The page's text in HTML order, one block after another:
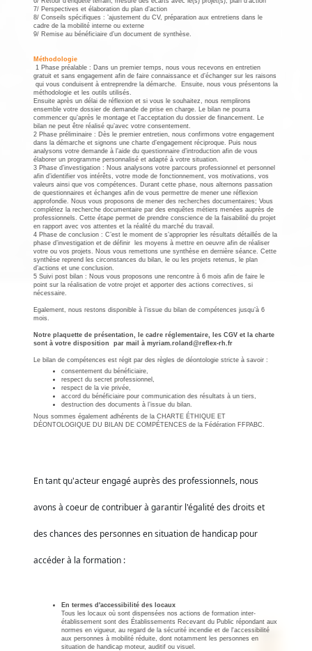
7/ Perspectives et élaboration du plan d’action
8/ Conseils spécifiques : ’ajustement du CV, préparation aux entretiens dans le
cadre de la mobilité interne ou externe
9/ Remise au bénéficiaire d’un document de synthèse.
Méthodologie
1 Phase préalable : Dans un premier temps, nous vous recevons en entretien
gratuit et sans engagement afin de faire connaissance et d’échanger sur les raisons
qui vous conduisent à entreprendre la démarche. Ensuite, nous vous présentons la
méthodologie et les outils utilisés.
Ensuite après un délai de réflexion et si vous le souhaitez, nous remplirons
ensemble votre dossier de demande de prise en charge. Le bilan ne pourra
commencer qu’après le montage et l’acceptation du dossier de financement. Le
bilan ne peut être réalisé qu’avec votre consentement.
2 Phase préliminaire : Dès le premier entretien, nous confirmons votre engagement
dans la démarche et signons une charte d’engagement réciproque. Puis nous
analysons votre demande à l’aide du questionnaire d’introduction afin de vous
élaborer un programme personnalisé et adapté à votre situation.
3 Phase d’investigation : Nous analysons votre parcours professionnel et personnel
afin d’identifier vos intérêts, votre mode de fonctionnement, vos motivations, vos
valeurs ainsi que vos compétences. Durant cette phase, nous alternons passation
de questionnaires et échanges afin de vous permettre de mener une réflexion
approfondie. Nous vous proposons de mener des recherches documentaires; Vous
complétez la recherche documentaire par des enquêtes métiers menées auprès de
professionnels. Cette étape permet de prendre conscience de la faisabilité du projet
en rapport avec vos attentes et la réalité du marché du travail.
4 Phase de conclusion : C’est le moment de s’approprier les résultats détaillés de la
phase d’investigation et de définir les moyens à mettre en oeuvre afin de réaliser
votre ou vos projets. Nous vous remettons une synthèse en dernière séance. Cette
synthèse reprend les circonstances du bilan, le ou les projets retenus, le plan
d’actions et une conclusion.
5 Suivi post bilan : Nous vous proposons une rencontre à 6 mois afin de faire le
point sur la réalisation de votre projet et apporter des actions correctives, si
nécessaire.
Egalement, nous restons disponible à l’issue du bilan de compétences jusqu’à 6
mois.
Notre plaquette de présentation, le cadre réglementaire, les CGV et la charte
sont à votre disposition par mail à myriam.roland@reflex-rh.fr
Le bilan de compétences est régit par des règles de déontologie stricte à savoir :
consentement du bénéficiaire,
respect du secret professionnel,
respect de la vie privée,
accord du bénéficiaire pour communication des résultats à un tiers,
destruction des documents à l’issue du bilan.
Nous sommes également adhérents de la CHARTE ÉTHIQUE ET
DÉONTOLOGIQUE DU BILAN DE COMPÉTENCES de la Fédération FFPABC.
En tant qu'acteur engagé auprès des professionnels, nous
avons à coeur de contribuer à garantir l'égalité des droits et
des chances des personnes en situation de handicap pour
accéder à la formation :
En termes d'accessibilité des locaux
Tous les locaux où sont dispensées nos actions de formation inter-
établissement sont des Établissements Recevant du Public répondant aux
normes en vigueur, au regard de la sécurité incendie et de l'accessibilité
aux personnes à mobilité réduite, dont notamment les personnes en
situation de handicap moteur, auditif ou visuel.